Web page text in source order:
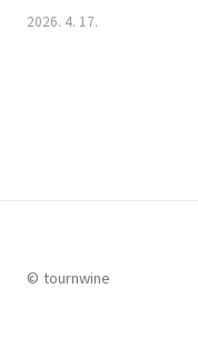
골목 맛집을 찾아 나서는 과
은 이전 전현무계획 방송에
2026. 4. 17.
© tournwine